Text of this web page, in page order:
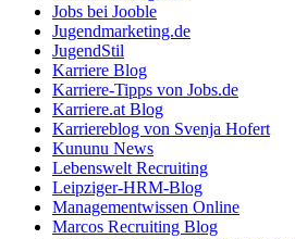
Jobs bei Jooble
Jugendmarketing.de
JugendStil
Karriere Blog
Karriere-Tipps von Jobs.de
Karriere.at Blog
Karriereblog von Svenja Hofert
Kununu News
Lebenswelt Recruiting
Leipziger-HRM-Blog
Managementwissen Online
Marcos Recruiting Blog